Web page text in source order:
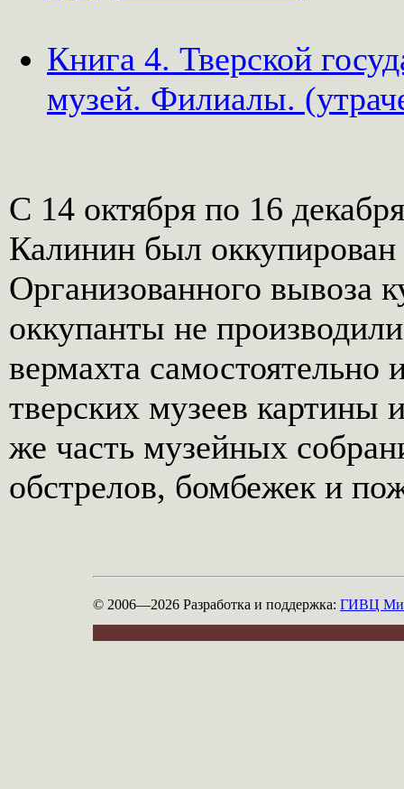
Книга 4. Тверской
музей. Филиалы.
С 14 октября по 16
Калинин был
Организованного вывоза
оккупанты не
вермахта
тверских музеев картины
же часть музейных
обстрелов, бомбежек и
© 2006—2026 Разработка и поддержка: ГИВЦ